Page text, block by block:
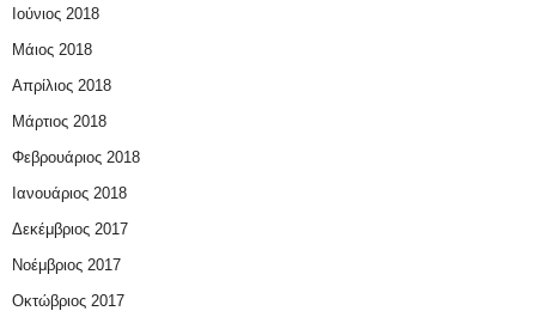
Ιούνιος 2018
Μάιος 2018
Απρίλιος 2018
Μάρτιος 2018
Φεβρουάριος 2018
Ιανουάριος 2018
Δεκέμβριος 2017
Νοέμβριος 2017
Οκτώβριος 2017